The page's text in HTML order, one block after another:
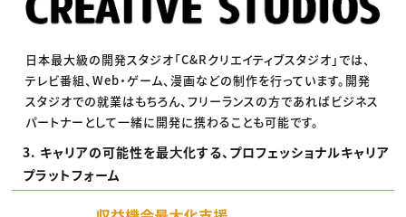
日本最大級の開発スタジオ「C&Rクリエイティブスタジオ」では、
テレビ番組、Web・ゲーム、漫画などの制作を行っています。開発
スタジオでの就業はもちろん、フリーランスの方であればビジネス
パートナーとして一緒に開発に携わることも可能です。
3. キャリアの可能性を最⼤化する、プロフェッショナルキャリア
プラットフォーム